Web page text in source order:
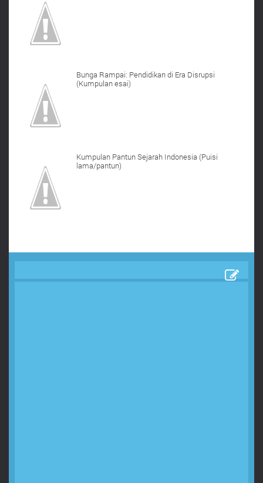
Bunga Rampai: Pendidikan di Era Disrupsi
(Kumpulan esai)
Kumpulan Pantun Sejarah Indonesia (Puisi
lama/pantun)